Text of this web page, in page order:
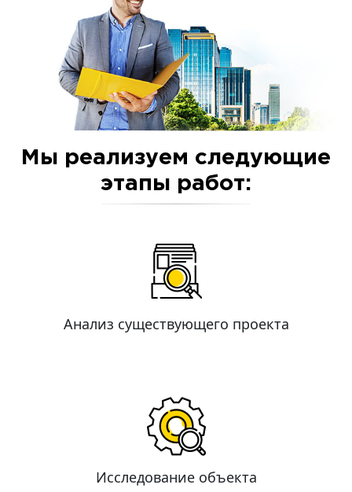
Мы реализуем следующие
этапы работ:
Анализ существующего проекта
Исследование объекта